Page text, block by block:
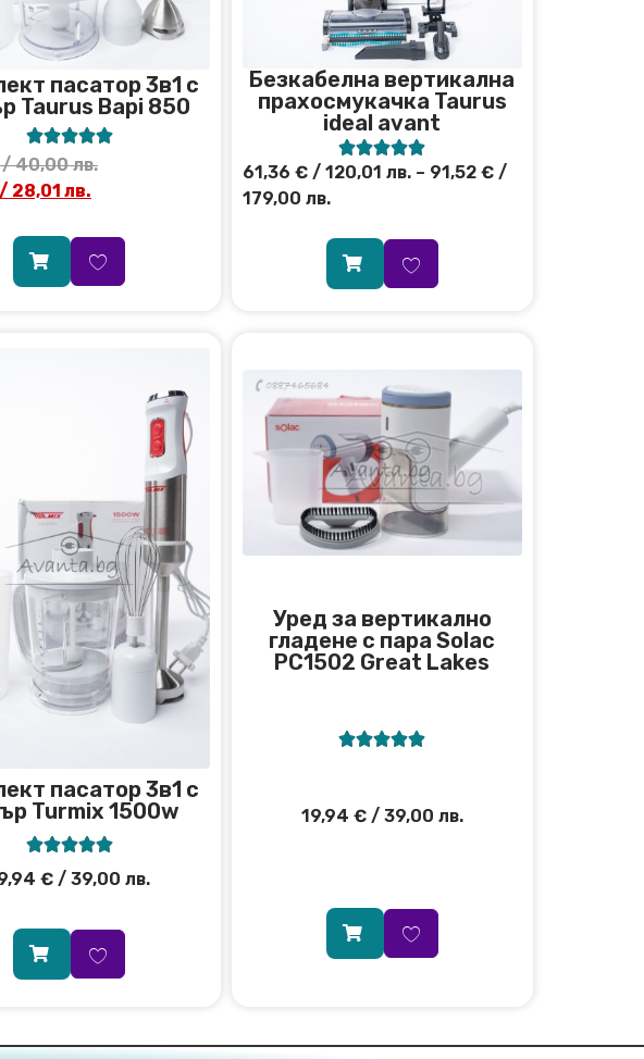
пасатор 3в1 с
Taurus Bapi 850

40,00 лв.
/ 28,01 лв.
Безкабелна вертикална
прахосмукачка Taurus
ideal avant

61,36 €/ 120,01 лв. – 91,52 €/
179,00 лв.
пасатор 3в1 с
Turmix 1500w

€ / 39,00 лв.
Уред за вертикално
гладене с пара Solac
PC1502 Great Lakes

19,94 €/ 39,00 лв.